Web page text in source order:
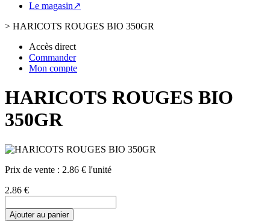
Le magasin↗
> HARICOTS ROUGES BIO 350GR
Accès direct
Commander
Mon compte
HARICOTS ROUGES BIO
350GR
Prix de vente : 2.86 € l'unité
2.86 €
Ajouter au panier